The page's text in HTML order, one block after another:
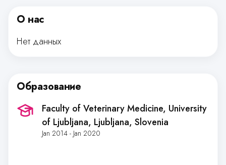
О нас
Нет данных
Образование
Faculty of Veterinary Medicine, University
of Ljubljana, Ljubljana, Slovenia
Jan 2014 - Jan 2020